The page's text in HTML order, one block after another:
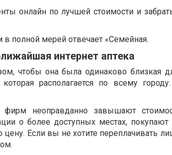
онлайн по лучшей стоимости и
полной мерей отвечает «Семейная.
интернет аптека
чтобы она была одинаково близкая
располагается по всему
неоправданно завышают
о более доступных местах, покупают
Если вы не хотите переплачивать